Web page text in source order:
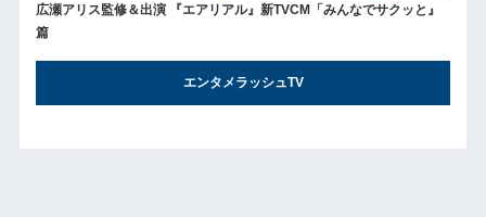
広瀬アリス監修＆出演 『エアリアル』新TVCM「みんなでサクッと』
篇
エンタメラッシュTV